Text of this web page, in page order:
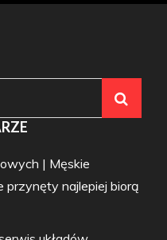
| Męskie
przynęty najlepiej biorą